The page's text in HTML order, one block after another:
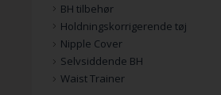
BH tilbehør
Holdningskorrigerende tøj
Nipple Cover
Selvsiddende BH
Waist Trainer